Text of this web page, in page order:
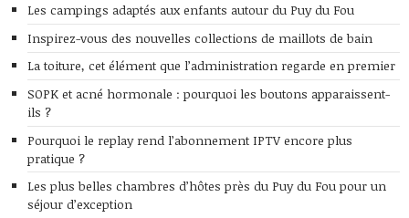
Les campings adaptés aux enfants autour du Puy du Fou
Inspirez-vous des nouvelles collections de maillots de bain
La toiture, cet élément que l’administration regarde en premier
SOPK et acné hormonale : pourquoi les boutons apparaissent-
ils ?
Pourquoi le replay rend l’abonnement IPTV encore plus
pratique ?
Les plus belles chambres d’hôtes près du Puy du Fou pour un
séjour d’exception